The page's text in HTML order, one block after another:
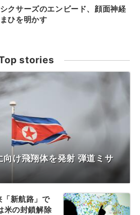
シクサーズのエンビード、顔面神経
まひを明かす
stories
向け飛翔体を発射 弾道ミサ
「新航路」で
米の封鎖解除